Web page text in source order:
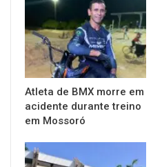
Atleta de BMX morre em
acidente durante treino
em Mossoró